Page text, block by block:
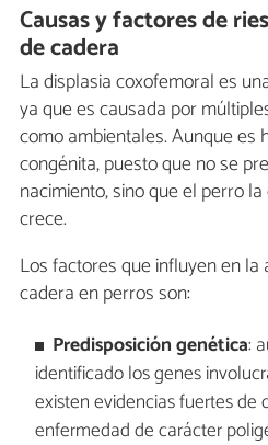
Causas y factores de
de cadera
La displasia coxofemoral es
ya que es causada por
como ambientales. Aunque es
congénita, puesto que no se
nacimiento, sino que el perro
crece.
Los factores que influyen en
cadera en perros son:
Predisposición genética:
identificado los genes
existen evidencias fuertes de
enfermedad de carácter